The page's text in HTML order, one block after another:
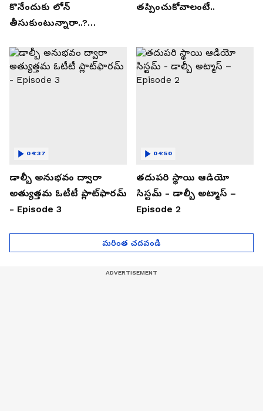
కొనేందుకు లోన్
తీసుకుంటున్నారా..?
తెలుసుకోండి..!
తప్పించుకోవాలంటే..
డాల్బీ అనుభవం ద్వారా
అత్యుత్తమ ఓటీటీ ప్లాట్‌ఫారమ్
- Episode 3
04:37
తదుపరి స్థాయి ఆడియో
సిస్టమ్ - డాల్బీ అట్మాస్ –
Episode 2
04:50
మరింత చదవండి